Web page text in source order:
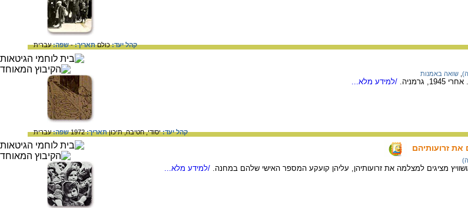
קהל יעד:כולםתאריך:-שפה:עברית
שואה באמנות
/למידע מלא...
קהל יעד:יסודי,חטיבה,תיכוןתאריך:1972 שפה:עברית
את זרועותיהם
מציגים למצלמה את זרועותיהן, עליהן קועקע המספר האישי שלהם במחנה. /למידע מלא...